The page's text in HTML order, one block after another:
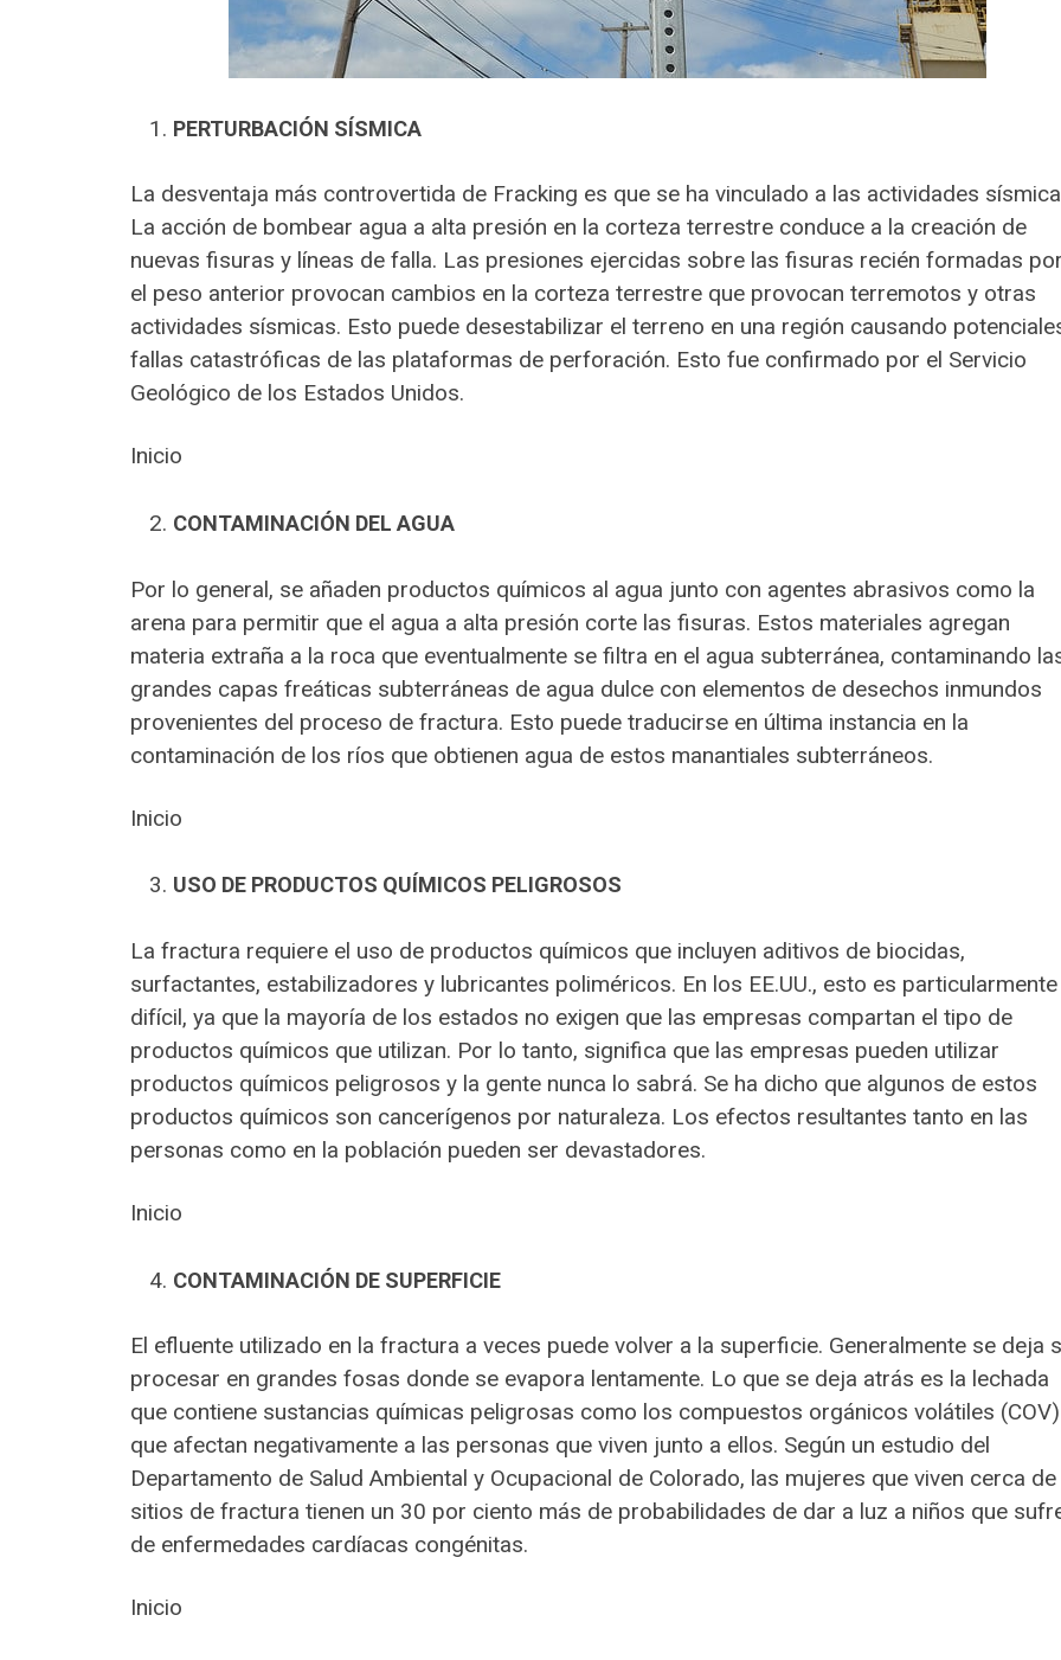
PERTURBACIÓN SÍSMICA
La desventaja más controvertida de Fracking es que se ha vinculado a las actividades
La acción de bombear agua a alta presión en la corteza terrestre conduce a la creación de
nuevas fisuras y líneas de falla. Las presiones ejercidas sobre las fisuras recién formadas
el peso anterior provocan cambios en la corteza terrestre que provocan terremotos y otras
actividades sísmicas. Esto puede desestabilizar el terreno en una región causando
fallas catastróficas de las plataformas de perforación. Esto fue confirmado por el Servicio
Geológico de los Estados Unidos.
Inicio
CONTAMINACIÓN DEL AGUA
Por lo general, se añaden productos químicos al agua junto con agentes abrasivos como la
arena para permitir que el agua a alta presión corte las fisuras. Estos materiales agregan
materia extraña a la roca que eventualmente se filtra en el agua subterránea, contaminando
grandes capas freáticas subterráneas de agua dulce con elementos de desechos inmundos
provenientes del proceso de fractura. Esto puede traducirse en última instancia en la
contaminación de los ríos que obtienen agua de estos manantiales subterráneos.
Inicio
USO DE PRODUCTOS QUÍMICOS PELIGROSOS
La fractura requiere el uso de productos químicos que incluyen aditivos de biocidas,
surfactantes, estabilizadores y lubricantes poliméricos. En los EE.UU., esto es particularmente
difícil, ya que la mayoría de los estados no exigen que las empresas compartan el tipo de
productos químicos que utilizan. Por lo tanto, significa que las empresas pueden utilizar
productos químicos peligrosos y la gente nunca lo sabrá. Se ha dicho que algunos de estos
productos químicos son cancerígenos por naturaleza. Los efectos resultantes tanto en las
personas como en la población pueden ser devastadores.
Inicio
CONTAMINACIÓN DE SUPERFICIE
El efluente utilizado en la fractura a veces puede volver a la superficie. Generalmente se deja
procesar en grandes fosas donde se evapora lentamente. Lo que se deja atrás es la lechada
que contiene sustancias químicas peligrosas como los compuestos orgánicos volátiles (COV)
que afectan negativamente a las personas que viven junto a ellos. Según un estudio del
Departamento de Salud Ambiental y Ocupacional de Colorado, las mujeres que viven cerca de
sitios de fractura tienen un 30 por ciento más de probabilidades de dar a luz a niños que
de enfermedades cardíacas congénitas.
Inicio